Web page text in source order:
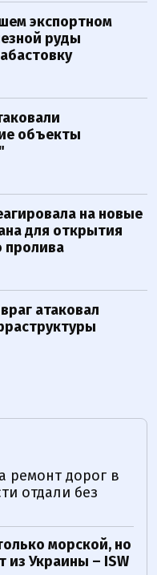
экспортном
руды
объекты
на новые
для открытия
пролива
атаковал
ремонт дорог в
отдали без
морской, но
из Украины – ISW